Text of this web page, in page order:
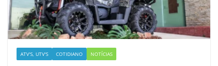
ATV'S, UTV'S COTIDIANO NOTÍCIAS